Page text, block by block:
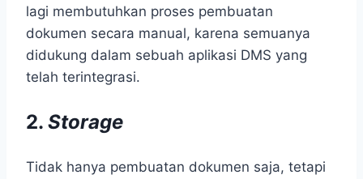
lagi membutuhkan proses pembuatan
dokumen secara manual, karena semuanya
didukung dalam sebuah aplikasi DMS yang
telah terintegrasi.
2. Storage
Tidak hanya pembuatan dokumen saja, tetapi